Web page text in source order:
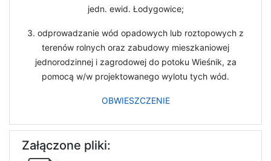
jedn. ewid. Łodygowice;
3. odprowadzanie wód opadowych lub roztopowych z
terenów rolnych oraz zabudowy mieszkaniowej
jednorodzinnej i zagrodowej do potoku Wieśnik, za
pomocą w/w projektowanego wylotu tych wód.
OBWIESZCZENIE
Załączone pliki: